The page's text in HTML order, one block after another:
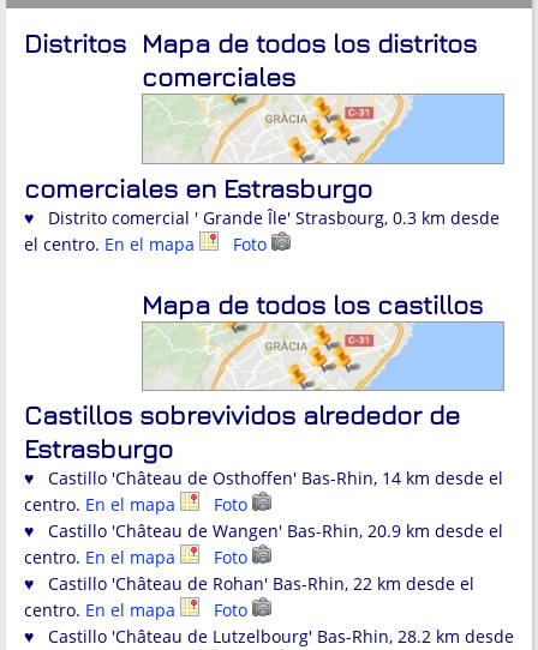
Mapa de todos los distritos
comerciales
Distritos
comerciales en Estrasburgo
♥ Distrito comercial ' Grande Île' Strasbourg, 0.3 km desde
el centro. En el mapa Foto
Mapa de todos los castillos
Castillos sobrevividos alrededor de
Estrasburgo
♥ Castillo 'Château de Osthoffen' Bas-Rhin, 14 km desde el
centro. En el mapa
Foto
♥ Castillo 'Château de Wangen' Bas-Rhin, 20.9 km desde el
centro. En el mapa
Foto
♥ Castillo 'Château de Rohan' Bas-Rhin, 22 km desde el
centro. En el mapa
Foto
♥ Castillo 'Château de Lutzelbourg' Bas-Rhin, 28.2 km desde